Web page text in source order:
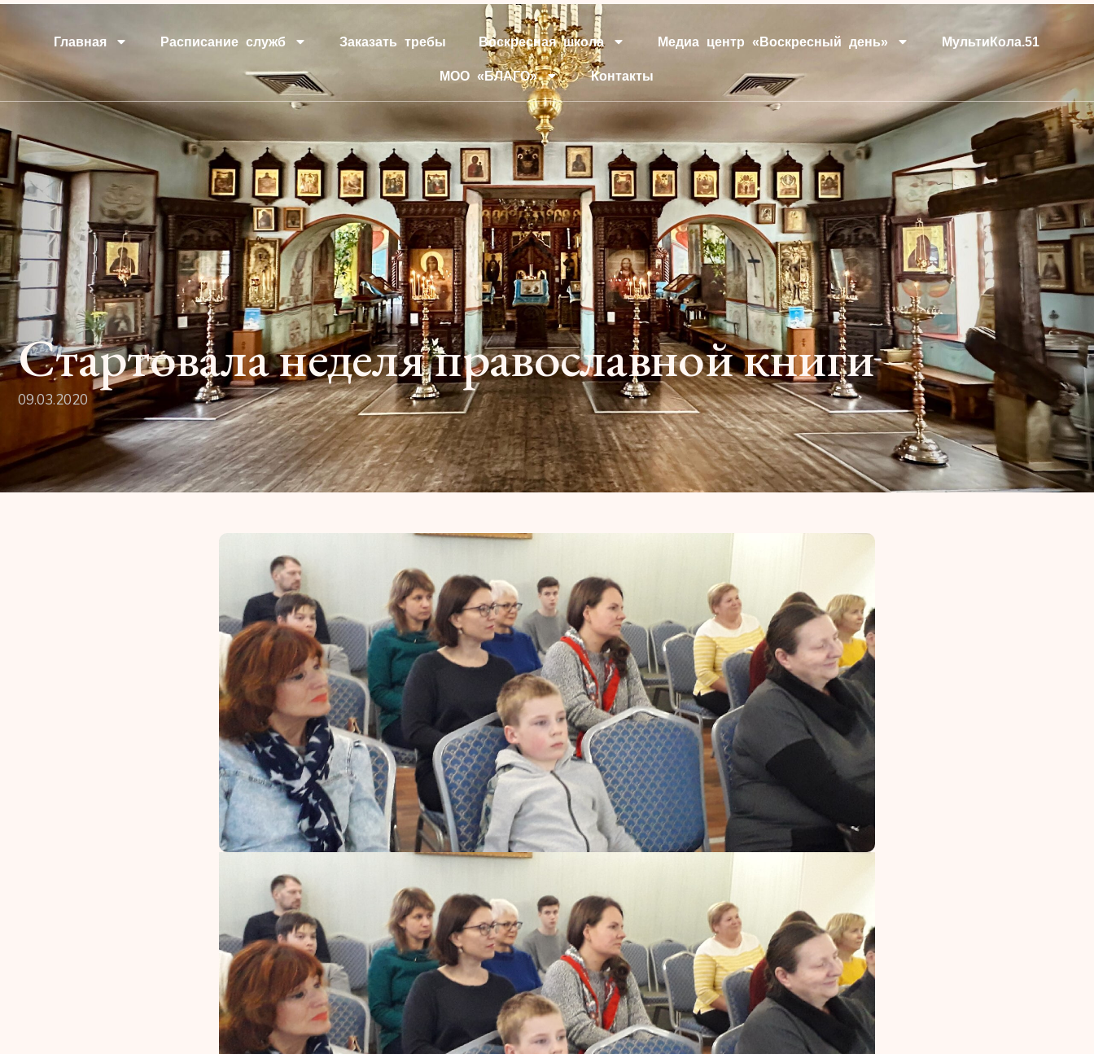
Главная Расписание служб Заказать требы Воскресная школа Медиа центр «Воскресный день» МультиКола.51
МОО «БЛАГО» Контакты
Стартовала неделя православной книги
09.03.2020